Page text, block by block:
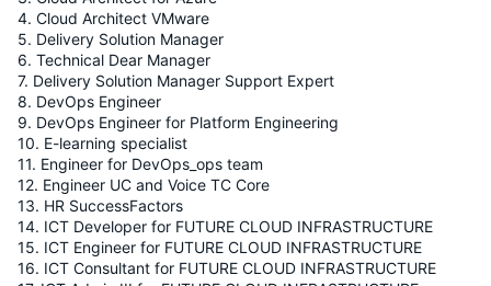
4. Cloud Architect VMware
5. Delivery Solution Manager
6. Technical Dear Manager
7. Delivery Solution Manager Support Expert
8. DevOps Engineer
9. DevOps Engineer for Platform Engineering
10. E-learning specialist
11. Engineer for DevOps_ops team
12. Engineer UC and Voice TC Core
13. HR SuccessFactors
14. ICT Developer for FUTURE CLOUD INFRASTRUCTURE
15. ICT Engineer for FUTURE CLOUD INFRASTRUCTURE
16. ICT Consultant for FUTURE CLOUD INFRASTRUCTURE